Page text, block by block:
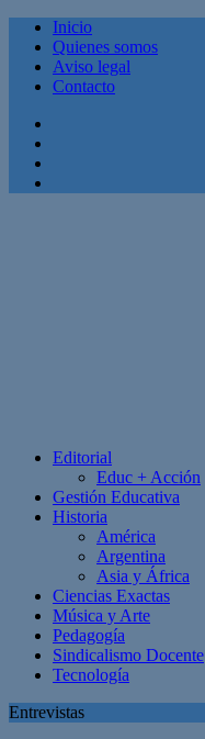
Inicio
Quienes somos
Aviso legal
Contacto
Editorial
Educ + Acción
Gestión Educativa
Historia
América
Argentina
Asia y África
Ciencias Exactas
Música y Arte
Pedagogía
Sindicalismo Docente
Tecnología
Entrevistas